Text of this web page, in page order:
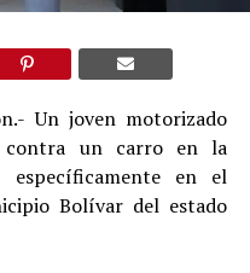
Un joven motorizado
contra un carro en la
específicamente en el
Bolívar del estado